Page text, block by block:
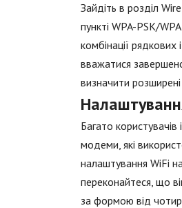
Зайдіть в розділ
пункті WPA-PSK/
комбінації
вважатися
визначити
Багато
модеми, які
налаштування WiFi
переконайтеся, що
за формою від